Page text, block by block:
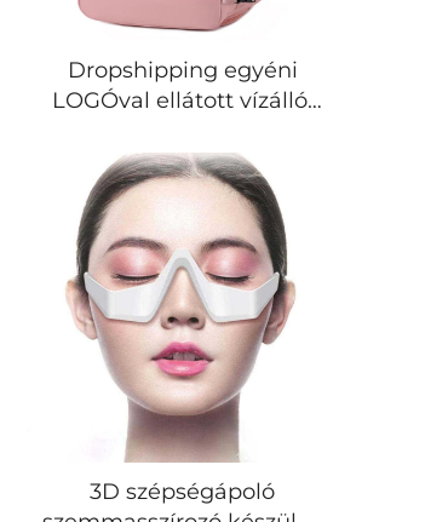
Dropshipping egyéni
LOGÓval ellátott vízálló,
való táskák, USB töltővel
ellátott repülős utazó
laptop hátizsák
3D szépségápoló